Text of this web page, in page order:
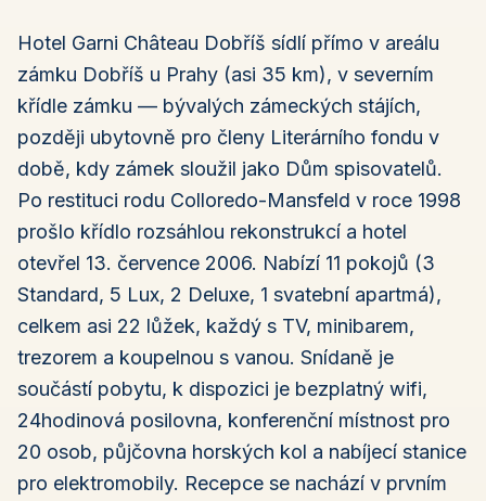
Hotel Garni Château Dobříš sídlí přímo v areálu
zámku Dobříš u Prahy (asi 35 km), v severním
křídle zámku — bývalých zámeckých stájích,
později ubytovně pro členy Literárního fondu v
době, kdy zámek sloužil jako Dům spisovatelů.
Po restituci rodu Colloredo-Mansfeld v roce 1998
prošlo křídlo rozsáhlou rekonstrukcí a hotel
otevřel 13. července 2006. Nabízí 11 pokojů (3
Standard, 5 Lux, 2 Deluxe, 1 svatební apartmá),
celkem asi 22 lůžek, každý s TV, minibarem,
trezorem a koupelnou s vanou. Snídaně je
součástí pobytu, k dispozici je bezplatný wifi,
24hodinová posilovna, konferenční místnost pro
20 osob, půjčovna horských kol a nabíjecí stanice
pro elektromobily. Recepce se nachází v prvním